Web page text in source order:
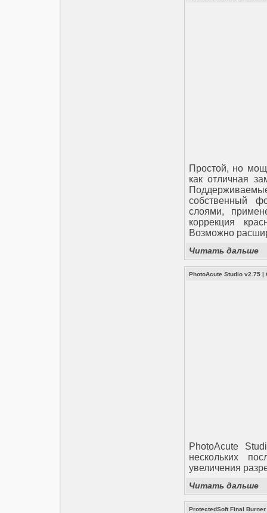
Простой, но
как отличная
собственный
слоями,
коррекция
Возможно
Читать дальше
PhotoAcute Studio v2.75 |
PhotoAcute
нескольких
увеличения
Читать дальше
ProtectedSoft Final